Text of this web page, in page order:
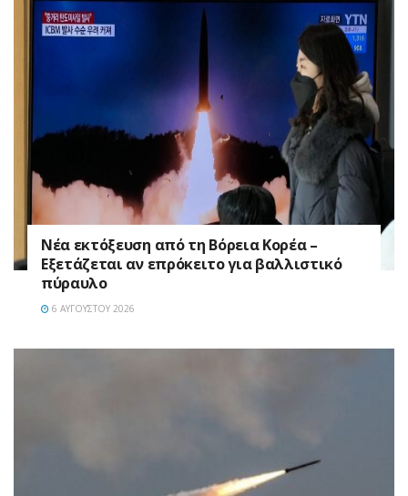
Νέα εκτόξευση από τη Βόρεια Κορέα –
Εξετάζεται αν επρόκειτο για βαλλιστικό
πύραυλο
6 ΑΥΓΟΎΣΤΟΥ 2026